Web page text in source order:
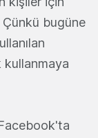
bugüne
kullanmaya